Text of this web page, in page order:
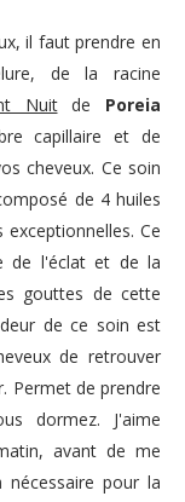
il faut prendre en
de la racine
Nuitde Poreia
capillaire et de
cheveux. Ce soin
de 4 huiles
Ce
de l'éclat et de la
gouttes de cette
de ce soin est
de retrouver
Permet de prendre
dormez. J'aime
avant de me
pour la